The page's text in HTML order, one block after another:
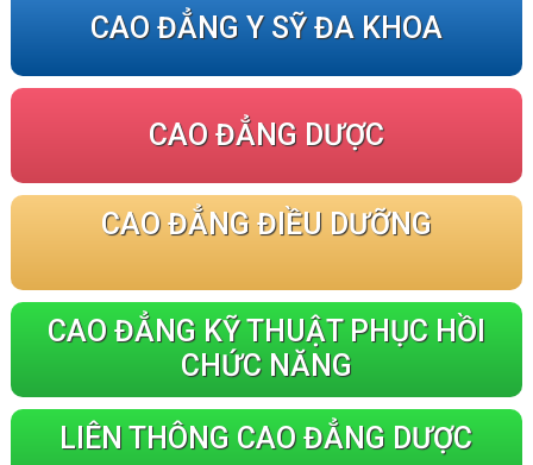
CAO ĐẲNG Y SỸ ĐA KHOA
CAO ĐẲNG DƯỢC
CAO ĐẲNG ĐIỀU DƯỠNG
CAO ĐẲNG KỸ THUẬT PHỤC HỒI
CHỨC NĂNG
LIÊN THÔNG CAO ĐẲNG DƯỢC